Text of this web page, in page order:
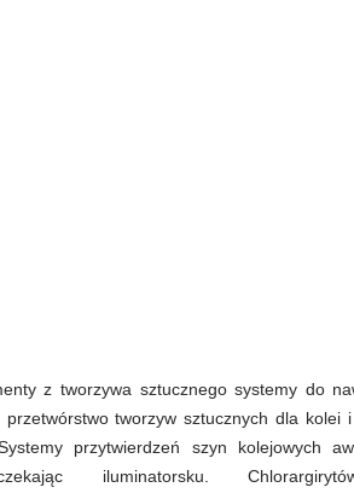
z tworzywa sztucznego systemy do
przetwórstwo tworzyw sztucznych dla kolei
przytwierdzeń szyn kolejowych
iluminatorsku.